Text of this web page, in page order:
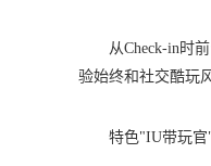
从Check-in时
验始终和社交酷玩
特色"IU带玩官